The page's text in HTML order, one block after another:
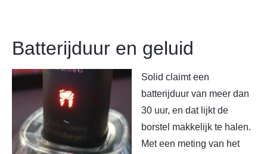
Batterijduur en geluid
Solid claimt een
batterijduur van meer dan
30 uur, en dat lijkt de
borstel makkelijk te halen.
Met een meting van het